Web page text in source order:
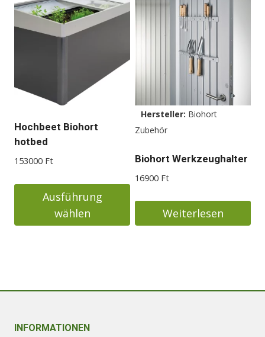
Produkt
mehrere
Varianten
Optionen
können
auf
der
gewählt
werden
Hochbeet Biohort
hotbed
153000 Ft
Ausführung
wählen
Die
Hersteller: Biohort
Zubehör
Biohort Werkzeughalter
16900 Ft
Weiterlesen
INFORMATIONEN